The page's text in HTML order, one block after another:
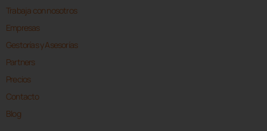
Trabaja con nosotros
Empresas
Gestorías y Asesorías
Partners
Precios
Contacto
Blog